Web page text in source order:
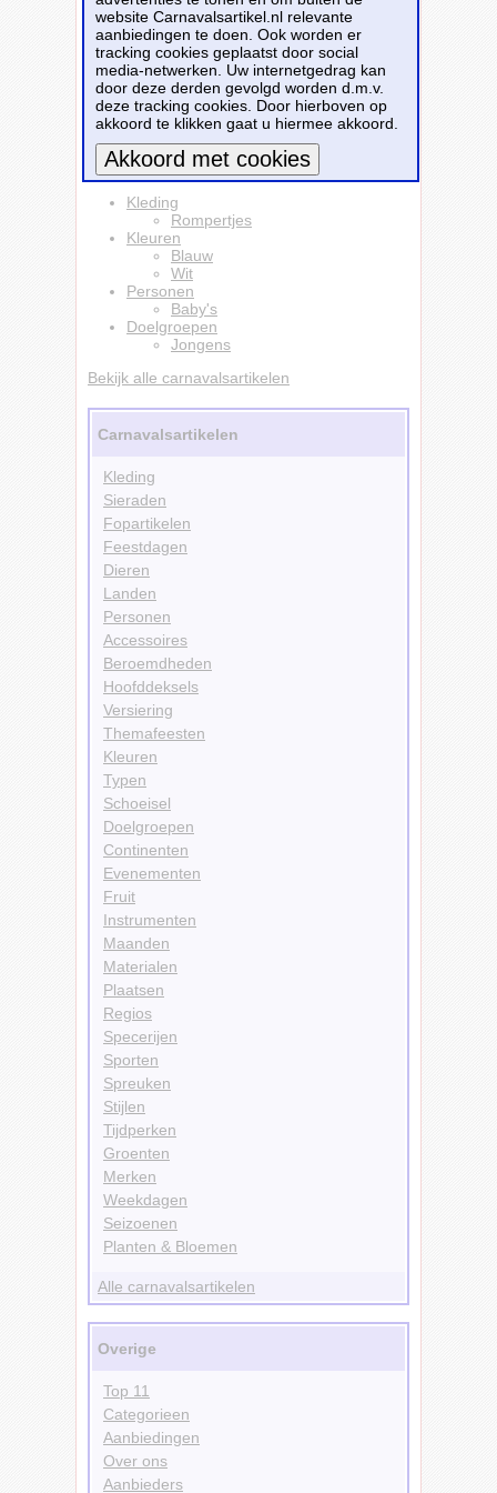
nikkelvrije drukkertjes aan de onderkant.
Materiaal: 240 grams, 100% katoen.
Dit carnavalsartikel See you soon blauw hart
gender reveal baby rompertje wit jongens
is te bestellen bijPartyshopper.nlvoor€ 11,99
Bestellen
Kleding
Rompertjes
Kleuren
Blauw
Wit
Personen
Baby's
Doelgroepen
Jongens
Bekijk alle carnavalsartikelen
Carnavalsartikelen
Kleding
Sieraden
Fopartikelen
Feestdagen
Dieren
Landen
Personen
Accessoires
Beroemdheden
Hoofddeksels
Versiering
Themafeesten
Kleuren
Typen
Schoeisel
Doelgroepen
Continenten
Evenementen
Fruit
Instrumenten
Maanden
Materialen
Plaatsen
Regios
Specerijen
Sporten
Spreuken
Stijlen
Tijdperken
Groenten
Merken
Weekdagen
Seizoenen
Planten & Bloemen
Alle carnavalsartikelen
Overige
Top 11
Categorieen
Aanbiedingen
Over ons
Aanbieders
website Carnavalsartikel.nl relevante
aanbiedingen te doen. Ook worden er
tracking cookies geplaatst door social
media-netwerken. Uw internetgedrag kan
door deze derden gevolgd worden d.m.v.
deze tracking cookies. Door hierboven op
akkoord te klikken gaat u hiermee akkoord.
Meer informatie